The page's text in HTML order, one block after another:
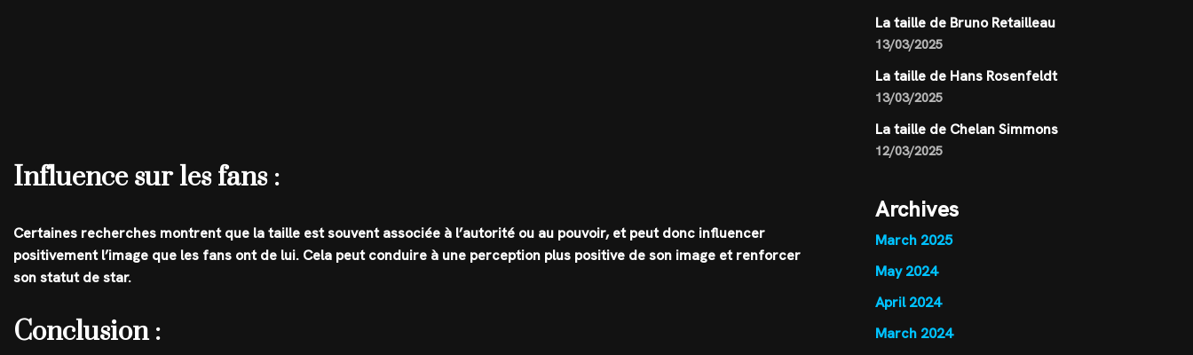
Influence sur les fans :
Certaines recherches montrent que la taille est souvent associée à l’autorité ou au pouvoir, et peut donc influencer
positivement l’image que les fans ont de lui. Cela peut conduire à une perception plus positive de son image et renforcer
son statut de star.
Conclusion :
La taille de Bruno Retailleau
13/03/2025
La taille de Hans Rosenfeldt
13/03/2025
La taille de Chelan Simmons
12/03/2025
Archives
March 2025
May 2024
April 2024
March 2024